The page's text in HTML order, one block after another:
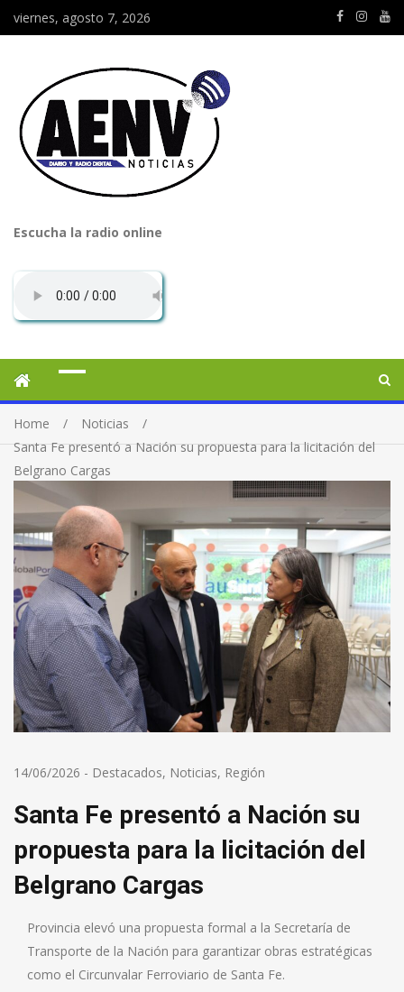
viernes, agosto 7, 2026
Escucha la radio online
Home
Noticias
Santa Fe presentó a Nación su propuesta para la licitación del
Belgrano Cargas
14/06/2026 - Destacados, Noticias, Región
Santa Fe presentó a Nación su
propuesta para la licitación del
Belgrano Cargas
Provincia elevó una propuesta formal a la Secretaría de
Transporte de la Nación para garantizar obras estratégicas
como el Circunvalar Ferroviario de Santa Fe.